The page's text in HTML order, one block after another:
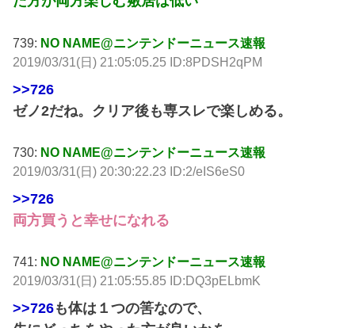
739: NO NAME@ニンテンドーニュース速報
2019/03/31(日) 21:05:05.25 ID:8PDSH2qPM
>>726
ゼノ2だね。クリア後も専スレで楽しめる。
730: NO NAME@ニンテンドーニュース速報
2019/03/31(日) 20:30:22.23 ID:2/eIS6eS0
>>726
両方買うと幸せになれる
741: NO NAME@ニンテンドーニュース速報
2019/03/31(日) 21:05:55.85 ID:DQ3pELbmK
>>726も体は１つの筈なので、